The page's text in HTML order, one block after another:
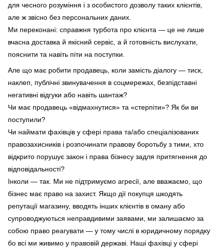
для чесного розуміння і з особистого дозволу таких клієнтів,
але ж звісно без персональних даних.
Ми переконані: справжня турбота про клієнта — це не лише
вчасна доставка й якісний сервіс, а й готовність вислухати,
пояснити та навіть піти на поступки.
Але що має робити продавець, коли замість діалогу — тиск,
наклеп, публічні звинувачення в соцмережах, безпідставні
негативні відгуки або навіть шантаж?
Чи має продавець «відмахнутися» та «стерпіти»? Як би ви
поступили?
Чи наймати фахівців у сфері права та/або спеціалізованих
правозахисників і розпочинати правову боротьбу з тими, хто
відкрито порушує закон і права бізнесу задля притягнення до
відповідальності?
Інколи — так. Ми не підтримуємо агресії, але вважаємо, що
бізнес має право на захист. Якщо дії покупця шкодять
репутації магазину, вводять інших клієнтів в оману або
супроводжуються неправдивими заявами, ми залишаємо за
собою право реагувати — у тому числі в юридичному порядку
бо всі ми живимо у правовій державі. Наші фахівці у сфері